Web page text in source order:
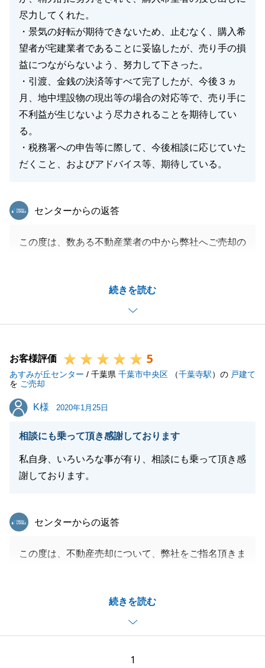
に何なりと押し付け下さいませ。
閉じる
尽力してくれた。
・景気の好転が期待できないため、止むなく、購入希
望者が宅建業者であることに妥協したが、売り手の損
益につながらないよう、努力して下さった。
・引渡、金銭の決済等すべて完了したが、今後３ヵ
月、地中埋設物の現出等の場合の対応等で、売り手に
不利益が生じないよう尽力されることを期待してい
る。
・税務署への申告等に際して、今後相談に応じていた
だくこと、およびアドバイス等、期待している。
続きを読む
東急リバブル
センターからの返答
この度は、数ある不動産業者の中から弊社へご売却の
ご利用いただけるようなお客様をお探ししましたが、
最終的には建物を解体して土地を利用するお客様がご
購入となりました。ご希望に沿えず申し訳ございませ
将来複数の世帯のご家族が生活を築く場所となるよう
願っております。
まだまだ新型コロナウイルスによる影響が続きます
が、くれぐれもご自愛くださいませ。
お客様評価 5
あすみが丘センター / 千葉県 千葉市中央区 （千葉寺駅）の 戸建て
を ご売却
K様
K様 2020年1月25日
相談にも乗って頂き感謝しております
私自身、いろいろな事が有り、相談にも乗って頂き感
謝しております。
続きを読む
東急リバブル
センターからの返答
この度は、不動産売却について、弊社をご指名頂きま
伝わってくる建物でした。ご売却後に何かご不明な点
等ございましたら、お気軽にご連絡頂けますと幸いで
す。
1